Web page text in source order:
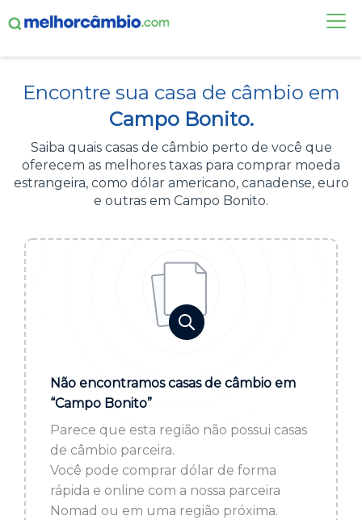
CASAS DE CÂMBIO
DÓLAR HOJE
ALERTA DE CÂMBIO
Acesse sua conta:
BROKER DE OFERTAS
ou cadastre-se se ainda não tem registro:
CADASTRE-SE
Encontre sua casa de câmbio em
Campo Bonito.
Saiba quais casas de câmbio perto de você que
oferecem as melhores taxas para comprar moeda
estrangeira, como dólar americano, canadense, euro
e outras em Campo Bonito.
Não encontramos casas de câmbio em
“Campo Bonito”
Parece que esta região não possui casas
de câmbio parceira.
Você pode comprar dólar de forma
rápida e online com a nossa parceira
Nomad ou em uma região próxima.